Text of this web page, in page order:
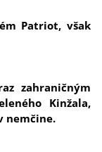
Patriot, však
zahraničným
Kinžala,
nemčine.